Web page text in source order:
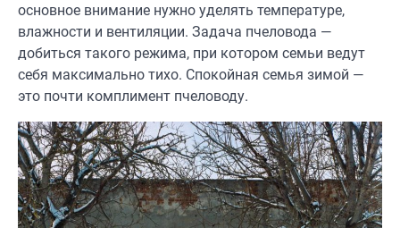
основное внимание нужно уделять температуре,
влажности и вентиляции. Задача пчеловода —
добиться такого режима, при котором семьи ведут
себя максимально тихо. Спокойная семья зимой —
это почти комплимент пчеловоду.